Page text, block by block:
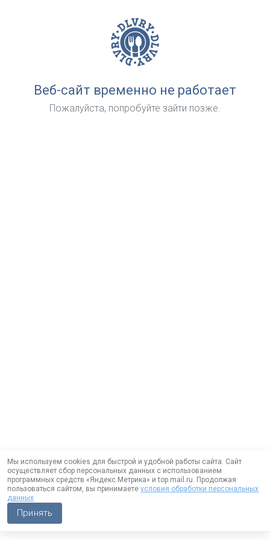
Веб-сайт временно не работает
Пожалуйста, попробуйте зайти позже.
Мы используем cookies для быстрой и удобной работы сайта. Сайт
осуществляет сбор персональных данных с использованием
программных средств «Яндекс.Метрика» и top.mail.ru. Продолжая
пользоваться сайтом, вы принимаете условия обработки персональных
данных
Принять